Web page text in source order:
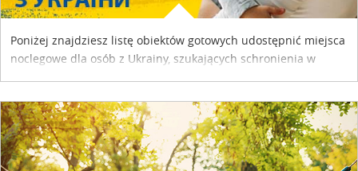
Poniżej znajdziesz listę obiektów gotowych udostępnić miejsca
noclegowe dla osób z Ukrainy, szukających schronienia w